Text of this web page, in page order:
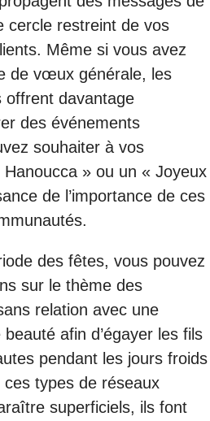
cercle restreint de vos
Même si vous avez
de vœux générale, les
offrent davantage
des événements
souhaiter à vos
» ou un « Joyeux
de l’importance de ces
des fêtes, vous pouvez
sur le thème des
relation avec une
beauté afin d’égayer les fils
pendant les jours froids
types de réseaux
superficiels, ils font